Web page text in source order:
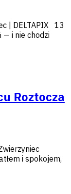
| DELTAPIX 13
— i nie chodzi
Roztocza
i spokojem,